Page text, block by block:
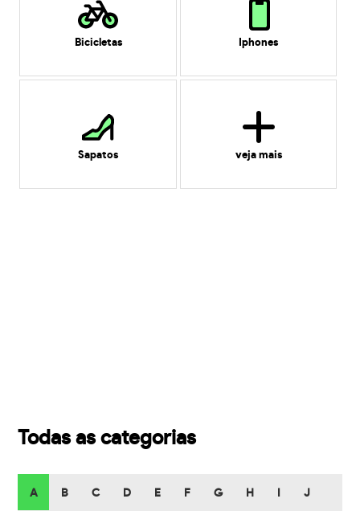
Bicicletas Iphones
Sapatos veja mais
Todas as categorias
A B C D E F G H J